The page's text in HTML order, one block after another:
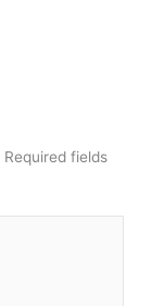
Required fields